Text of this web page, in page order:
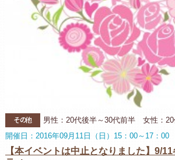
その他
男性：20代後半～30代前半 女性：
開催日：2016年09月11日（日）15：00～17：
【本イベントは中止となりました】9/